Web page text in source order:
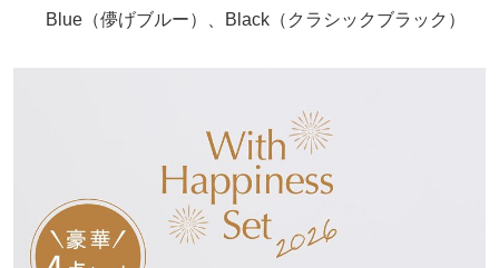
Blue（儚げブルー）、Black（クラシックブラック）